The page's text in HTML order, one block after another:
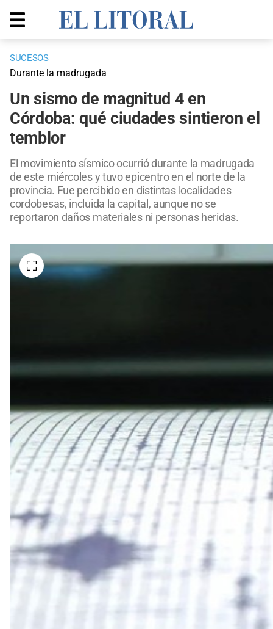
SUCESOS
Durante la madrugada
Un sismo de magnitud 4 en
Córdoba: qué ciudades sintieron el
temblor
El movimiento sísmico ocurrió durante la madrugada
de este miércoles y tuvo epicentro en el norte de la
provincia. Fue percibido en distintas localidades
cordobesas, incluida la capital, aunque no se
reportaron daños materiales ni personas heridas.